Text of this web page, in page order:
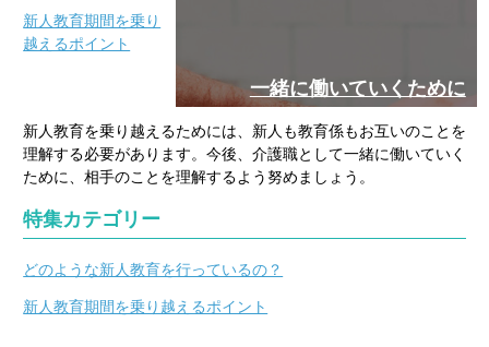
新人教育期間を乗り
越えるポイント
一緒に働いていくために
新人教育を乗り越えるためには、新人も教育係もお互いのことを
理解する必要があります。今後、介護職として一緒に働いていく
ために、相手のことを理解するよう努めましょう。
特集カテゴリー
どのような新人教育を行っているの？
新人教育期間を乗り越えるポイント